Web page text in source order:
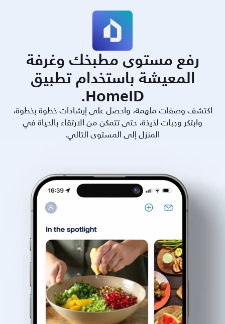
رفع مستوى مطبخك وغرفة
المعيشة باستخدام تطبيق
HomeID.
اكتشف وصفات ملهمة، واحصل على إرشادات خطوة بخطوة،
وابتكر وجبات لذيذة، حتى تتمكن من الارتقاء بالحياة في
المنزل إلى المستوى التالي.